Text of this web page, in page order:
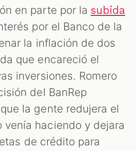
en parte por la subida
por el Banco de la
la inflación de dos
que encareció el
inversiones. Romero
del BanRep
la gente redujera el
venía haciendo y dejara
de crédito para